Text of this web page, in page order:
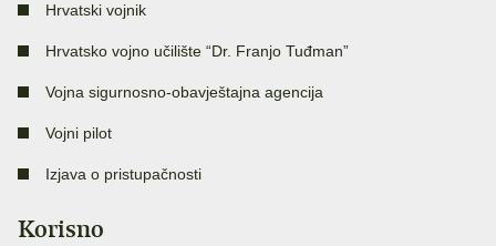
Hrvatski vojnik
Hrvatsko vojno učilište “Dr. Franjo Tuđman”
Vojna sigurnosno-obavještajna agencija
Vojni pilot
Izjava o pristupačnosti
Korisno